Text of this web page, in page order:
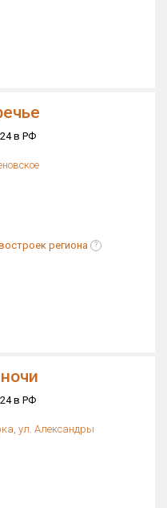
в РФ
региона ?
в РФ
ул. Александры